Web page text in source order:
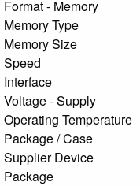
Format - Memory
Memory Type
Memory Size
Speed
Interface
Voltage - Supply
Operating Temperature
Package / Case
Supplier Device
Package